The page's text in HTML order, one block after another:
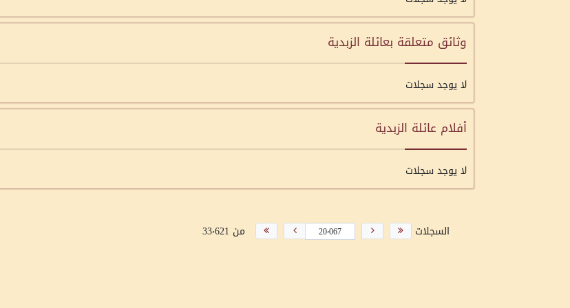
وثائق متعلقة بعائلة الزبدية
لا يوجد سجلات
أفلام عائلة الزبدية
لا يوجد سجلات
السجلات من 33٬621